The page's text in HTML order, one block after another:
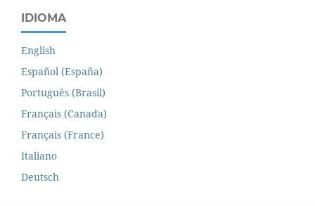
IDIOMA
English
Español (España)
Português (Brasil)
Français (Canada)
Français (France)
Italiano
Deutsch